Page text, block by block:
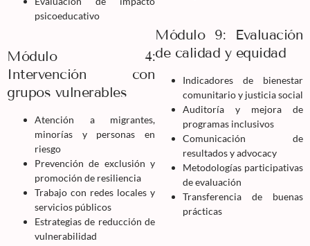
psicoeducativo
Módulo 4:
Intervención con
grupos vulnerables
Atención a migrantes,
minorías y personas en
riesgo
Prevención de exclusión y
promoción de resiliencia
Trabajo con redes locales y
servicios públicos
Estrategias de reducción de
vulnerabilidad
Módulo 9: Evaluación
de calidad y equidad
Indicadores de bienestar
comunitario y justicia social
Auditoría y mejora de
programas inclusivos
Comunicación de
resultados y advocacy
Metodologías participativas
de evaluación
Transferencia de buenas
prácticas